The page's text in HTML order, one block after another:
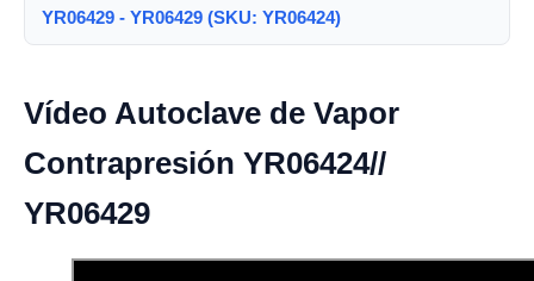
YR06429 - YR06429 (SKU: YR06424)
Vídeo Autoclave de Vapor
Contrapresión YR06424//
YR06429